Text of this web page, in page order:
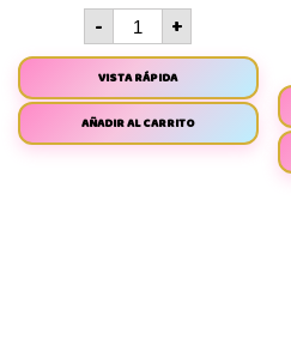
- +
VISTA RÁPIDA
AÑADIR AL CARRITO